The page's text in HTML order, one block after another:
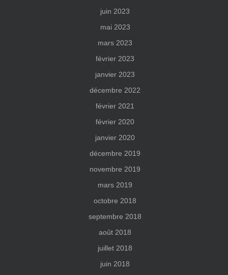
juin 2023
mai 2023
mars 2023
février 2023
janvier 2023
décembre 2022
février 2021
février 2020
janvier 2020
décembre 2019
novembre 2019
mars 2019
octobre 2018
septembre 2018
août 2018
juillet 2018
juin 2018